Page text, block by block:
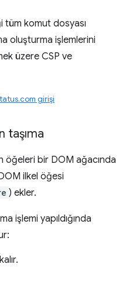
tüm komut dosyası
oluşturma işlemlerini
üzere CSP ve
girişi
taşıma
öğeleri bir DOM ağacında
ilkel öğesi
) ekler.
işlemi yapıldığında